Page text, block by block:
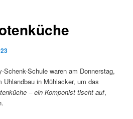
Schenk-Schule waren am Donnerstag,
Uhlandbau in Mühlacker, um das
– ein Komponist tischt auf,